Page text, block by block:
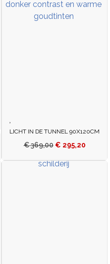
LICHT IN DE TUNNEL 90X120CM
€369,00 € 295,20